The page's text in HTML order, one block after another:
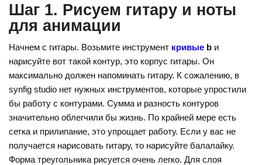
Шаг 1. Рисуем гитару и ноты
для анимации
Начнем с гитары. Возьмите инструмент кривые b и
нарисуйте вот такой контур, это корпус гитары. Он
максимально должен напоминать гитару. К сожалению, в
synfig studio нет нужных инструментов, которые упростили
бы работу с контурами. Сумма и разность контуров
значительно облегчили бы жизнь. По крайней мере есть
сетка и прилипание, это упрощает работу. Если у вас не
получается нарисовать гитару, то нарисуйте балалайку.
Форма треугольника рисуется очень легко. Для слоя